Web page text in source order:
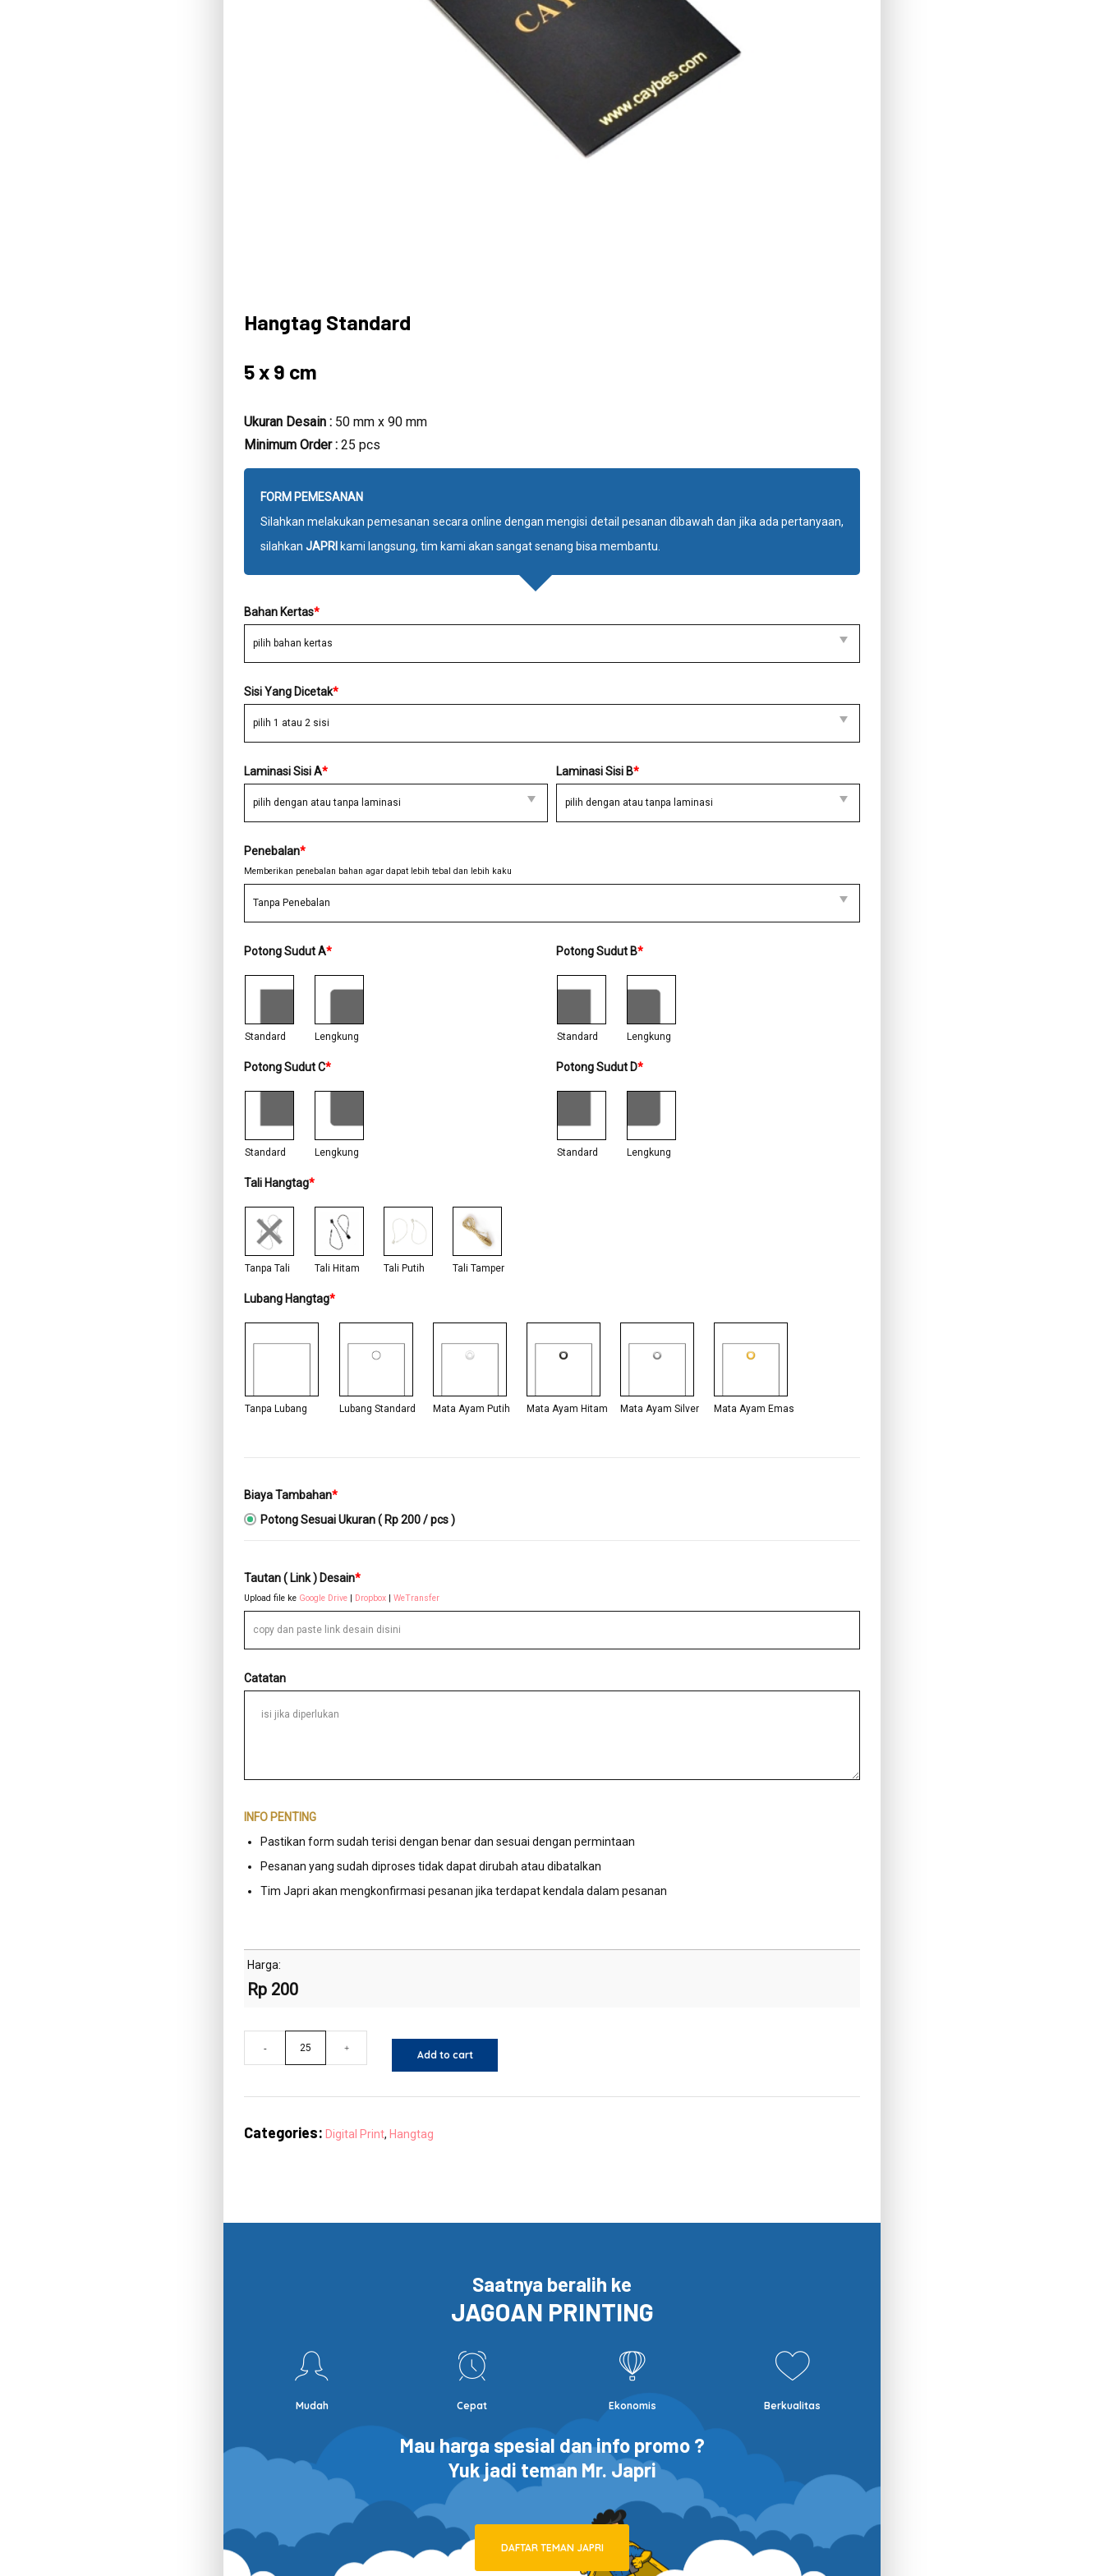
Hangtag Standard
5 x 9 cm
Ukuran Desain : 50 mm x 90 mm
Minimum Order : 25 pcs
FORM PEMESANAN
Silahkan melakukan pemesanan secara online dengan mengisi detail pesanan dibawah dan jika ada pertanyaan,
silahkan JAPRI kami langsung, tim kami akan sangat senang bisa membantu.
Bahan Kertas*
Sisi Yang Dicetak*
Laminasi Sisi A* Laminasi Sisi B*
Penebalan*
Memberikan penebalan bahan agar dapat lebih tebal dan lebih kaku
Potong Sudut A*
Standard Lengkung
Potong Sudut B*
Standard Lengkung
Potong Sudut C*
Standard Lengkung
Potong Sudut D*
Standard Lengkung
Tali Hangtag*
Tanpa Tali Tali Hitam Tali Putih Tali Tamper
Lubang Hangtag*
Tanpa Lubang Lubang Standard Mata Ayam Putih Mata Ayam Hitam Mata Ayam Silver Mata Ayam Emas
Biaya Tambahan*
Potong Sesuai Ukuran ( Rp 200 / pcs )
Tautan ( Link ) Desain*
Upload file ke Google Drive | Dropbox | WeTransfer
Catatan
INFO PENTING
Pastikan form sudah terisi dengan benar dan sesuai dengan permintaan
Pesanan yang sudah diproses tidak dapat dirubah atau dibatalkan
Tim Japri akan mengkonfirmasi pesanan jika terdapat kendala dalam pesanan
Harga:
Rp 200
Standard|5
cm
- +
Add to cart
Categories: Digital Print, Hangtag
Saatnya beralih ke
JAGOAN PRINTING
Mudah Cepat Ekonomis Berkualitas
Mau harga spesial dan info promo ?
Yuk jadi teman Mr. Japri
DAFTAR TEMAN JAPRI